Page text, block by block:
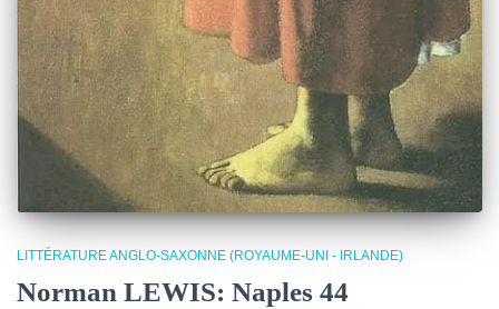
LITTÉRATURE ANGLO-SAXONNE (ROYAUME-UNI - IRLANDE)
Norman LEWIS: Naples 44